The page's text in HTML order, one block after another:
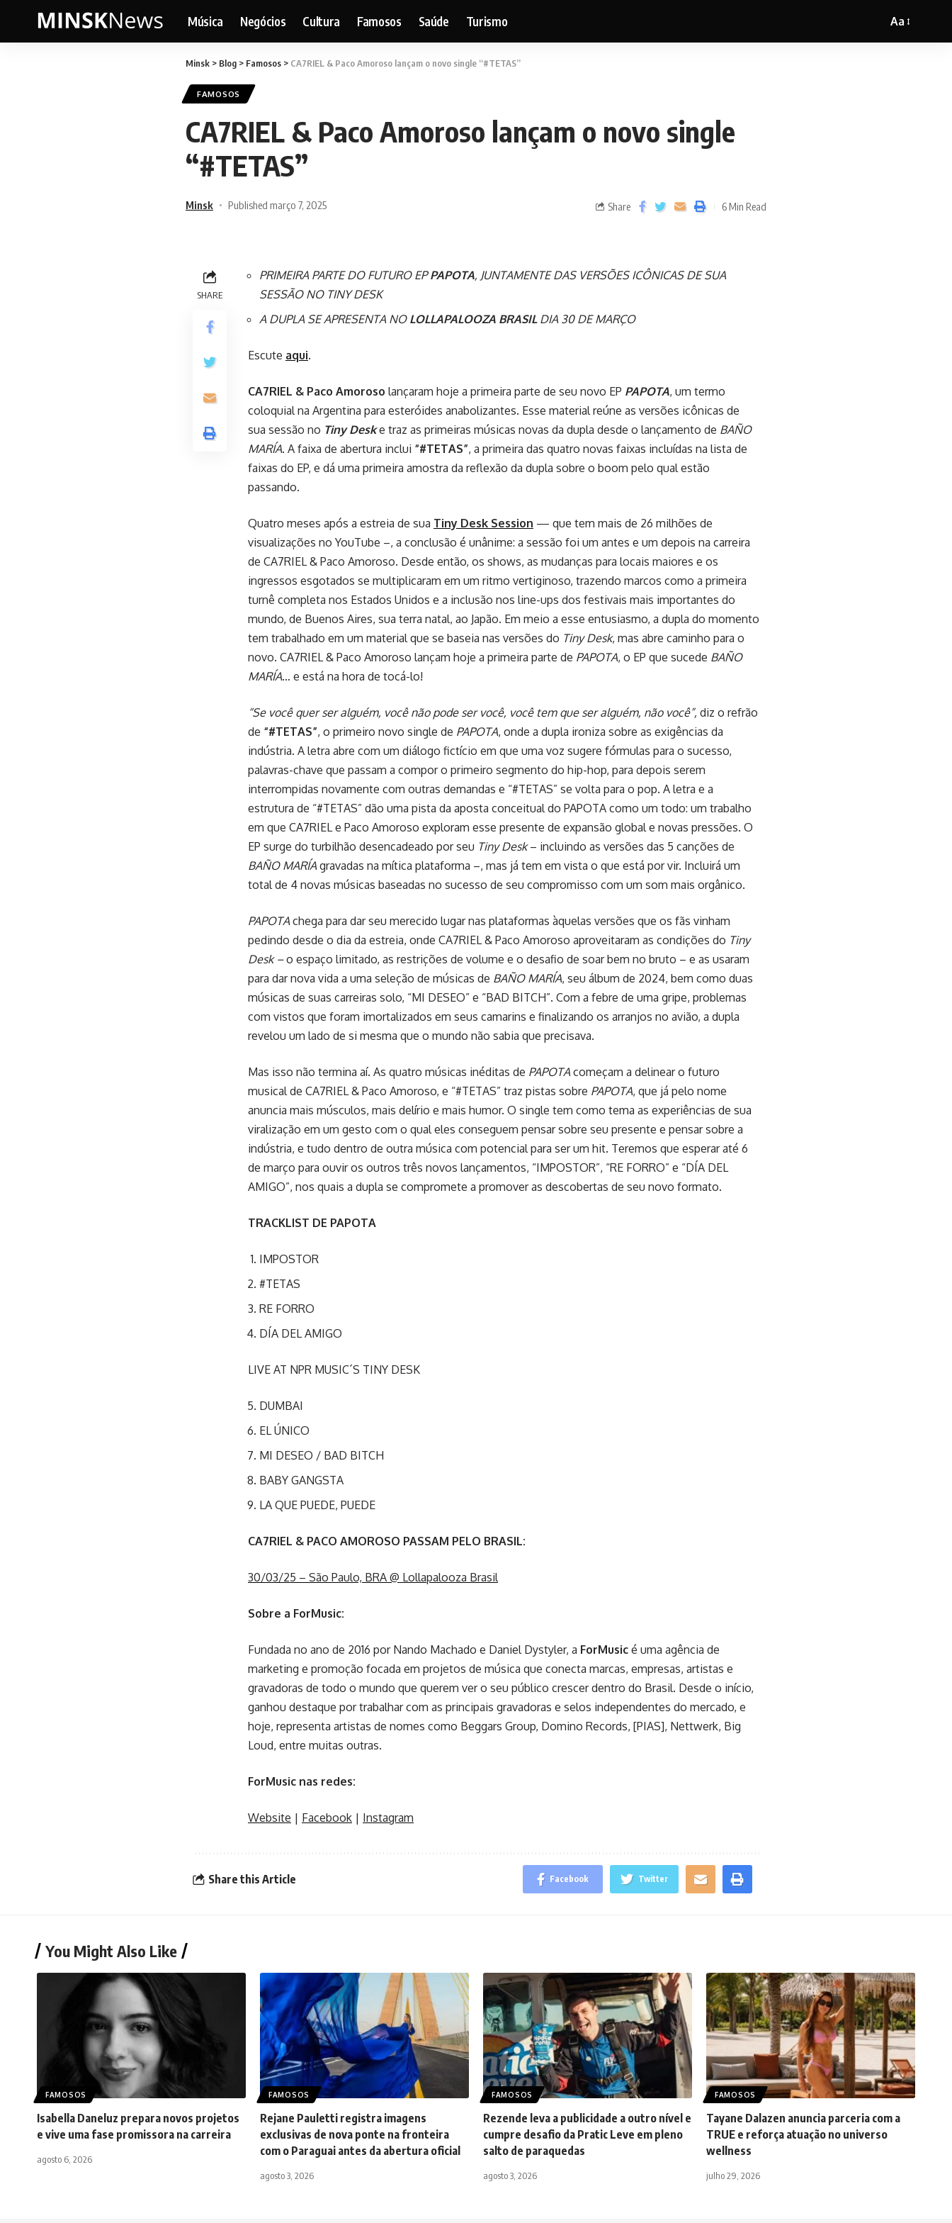
Música Negócios Cultura Famosos Saúde Turismo Aa
Minsk > Blog > Famosos > CA7RIEL & Paco Amoroso lançam o novo single “#TETAS”
FAMOSOS
CA7RIEL & Paco Amoroso lançam o novo single
“#TETAS”
Minsk Published março 7, 2025 Share 6 Min Read
SHARE
PRIMEIRA PARTE DO FUTURO EPPAPOTA, JUNTAMENTE DAS VERSÕES ICÔNICAS DE SUA
SESSÃO NO TINY DESK
A DUPLA SE APRESENTA NO LOLLAPALOOZA BRASILDIA 30 DE MARÇO
Escute aqui.
CA7RIEL & Paco Amoroso lançaram hoje a primeira parte de seu novo EP PAPOTA, um termo
coloquial na Argentina para esteróides anabolizantes. Esse material reúne as versões icônicas de
sua sessão no Tiny Deske traz as primeiras músicas novas da dupla desde o lançamento de BAÑO
MARÍA. A faixa de abertura inclui “#TETAS”, a primeira das quatro novas faixas incluídas na lista de
faixas do EP, e dá uma primeira amostra da reflexão da dupla sobre o boom pelo qual estão
passando.
Quatro meses após a estreia de sua Tiny Desk Session — que tem mais de 26 milhões de
visualizações no YouTube –, a conclusão é unânime: a sessão foi um antes e um depois na carreira
de CA7RIEL & Paco Amoroso. Desde então, os shows, as mudanças para locais maiores e os
ingressos esgotados se multiplicaram em um ritmo vertiginoso, trazendo marcos como a primeira
turnê completa nos Estados Unidos e a inclusão nos line-ups dos festivais mais importantes do
mundo, de Buenos Aires, sua terra natal, ao Japão. Em meio a esse entusiasmo, a dupla do momento
tem trabalhado em um material que se baseia nas versões do Tiny Desk, mas abre caminho para o
novo. CA7RIEL & Paco Amoroso lançam hoje a primeira parte de PAPOTA, o EP que sucede BAÑO
MARÍA… e está na hora de tocá-lo!
“Se você quer ser alguém, você não pode ser você, você tem que ser alguém, não você”, diz o refrão
de “#TETAS”, o primeiro novo single de PAPOTA, onde a dupla ironiza sobre as exigências da
indústria. A letra abre com um diálogo fictício em que uma voz sugere fórmulas para o sucesso,
palavras-chave que passam a compor o primeiro segmento do hip-hop, para depois serem
interrompidas novamente com outras demandas e “#TETAS” se volta para o pop. A letra e a
estrutura de “#TETAS” dão uma pista da aposta conceitual do PAPOTA como um todo: um trabalho
em que CA7RIEL e Paco Amoroso exploram esse presente de expansão global e novas pressões. O
EP surge do turbilhão desencadeado por seu Tiny Desk­– incluindo as versões das 5 canções de
BAÑO MARÍA gravadas na mítica plataforma ­–, mas já tem em vista o que está por vir. Incluirá um
total de 4 novas músicas baseadas no sucesso de seu compromisso com um som mais orgânico.
PAPOTA chega para dar seu merecido lugar nas plataformas àquelas versões que os fãs vinham
pedindo desde o dia da estreia, onde CA7RIEL & Paco Amoroso aproveitaram as condições do Tiny
Desk ­–o espaço limitado, as restrições de volume e o desafio de soar bem no bruto ­– e as usaram
para dar nova vida a uma seleção de músicas de BAÑO MARÍA, seu álbum de 2024, bem como duas
músicas de suas carreiras solo, “MI DESEO” e “BAD BITCH”. Com a febre de uma gripe, problemas
com vistos que foram imortalizados em seus camarins e finalizando os arranjos no avião, a dupla
revelou um lado de si mesma que o mundo não sabia que precisava.
Mas isso não termina aí. As quatro músicas inéditas de PAPOTA começam a delinear o futuro
musical de CA7RIEL & Paco Amoroso, e “#TETAS” traz pistas sobre PAPOTA, que já pelo nome
anuncia mais músculos, mais delírio e mais humor. O single tem como tema as experiências de sua
viralização em um gesto com o qual eles conseguem pensar sobre seu presente e pensar sobre a
indústria, e tudo dentro de outra música com potencial para ser um hit. Teremos que esperar até 6
de março para ouvir os outros três novos lançamentos, “IMPOSTOR”, “RE FORRO” e “DÍA DEL
AMIGO”, nos quais a dupla se compromete a promover as descobertas de seu novo formato.
TRACKLIST DE PAPOTA
IMPOSTOR
#TETAS
RE FORRO
DÍA DEL AMIGO
LIVE AT NPR MUSIC´S TINY DESK
DUMBAI
EL ÚNICO
MI DESEO / BAD BITCH
BABY GANGSTA
LA QUE PUEDE, PUEDE
CA7RIEL & PACO AMOROSO PASSAM PELO BRASIL:
30/03/25 – São Paulo, BRA @ Lollapalooza Brasil
Sobre a ForMusic:
Fundada no ano de 2016 por Nando Machado e Daniel Dystyler, a ForMusic é uma agência de
marketing e promoção focada em projetos de música que conecta marcas, empresas, artistas e
gravadoras de todo o mundo que querem ver o seu público crescer dentro do Brasil. Desde o início,
ganhou destaque por trabalhar com as principais gravadoras e selos independentes do mercado, e
hoje, representa artistas de nomes como Beggars Group, Domino Records, [PIAS], Nettwerk, Big
Loud, entre muitas outras.
ForMusic nas redes:
Website | Facebook | Instagram
Share this Article Facebook Twitter
You Might Also Like
FAMOSOS
Isabella Daneluz prepara novos projetos
e vive uma fase promissora na carreira
agosto 6, 2026
FAMOSOS
Rejane Pauletti registra imagens
exclusivas de nova ponte na fronteira
com o Paraguai antes da abertura oficial
agosto 3, 2026
FAMOSOS
Rezende leva a publicidade a outro nível e
cumpre desafio da Pratic Leve em pleno
salto de paraquedas
agosto 3, 2026
FAMOSOS
Tayane Dalazen anuncia parceria com a
TRUE e reforça atuação no universo
wellness
julho 29, 2026